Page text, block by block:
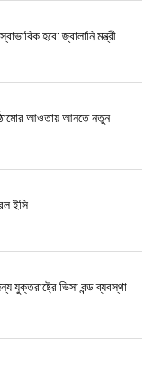
হবে: জ্বালানি মন্ত্রী
আওতায় আনতে নতুন
ইসি
যুক্তরাষ্ট্রে ভিসা বন্ড ব্যবস্থা